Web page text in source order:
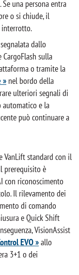
una persona entra
o si chiude, il
interrotto.
dallo
sulla
o tramite la
» nel bordo della
ulteriori segnali di
automatico e la
può continuare a
VanLift standard con il
prerequisito è
con riconoscimento
Il rilevamento dei
di comando
e Quick Shift
VisionAssist
EVO »allo
3+1 o dei